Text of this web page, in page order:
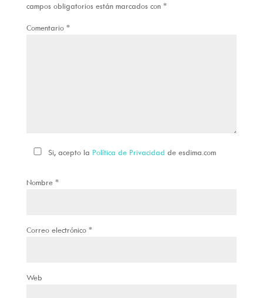
campos obligatorios están marcados con *
Comentario *
Si, acepto la Política de Privacidad de esdima.com
Nombre *
Correo electrónico *
Web